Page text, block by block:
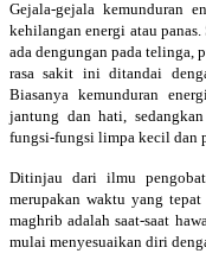
Gejala-gejala kemunduran
kehilangan energi atau
ada dengungan pada telinga,
rasa sakit ini ditandai
Biasanya kemunduran
jantung dan hati,
fungsi-fungsi limpa kecil dan
Ditinjau dari ilmu
merupakan waktu yang
maghrib adalah saat-saat
mulai menyesuaikan diri